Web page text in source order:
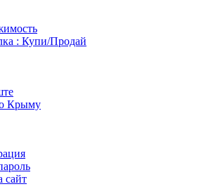
: Купи/Продай
Крыму
сайт